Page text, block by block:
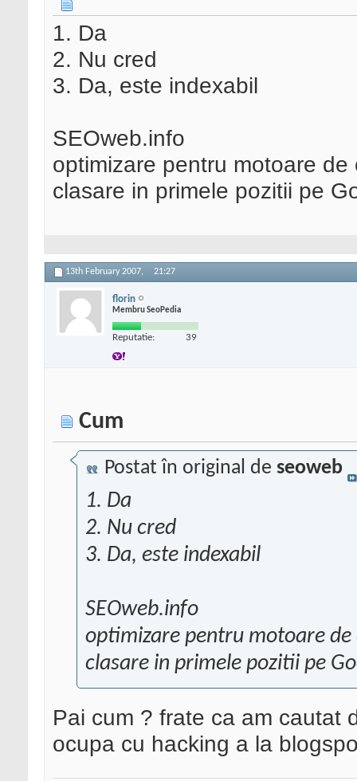
1. Da
2. Nu cred
3. Da, este indexabil
SEOweb.info
optimizare pentru motoare de
clasare in primele pozitii pe
13th February 2007, 21:27
florin
Membru SeoPedia
Reputatie: 39
Cum
Postat în original de seoweb
1. Da
2. Nu cred
3. Da, este indexabil
SEOweb.info
optimizare pentru motoare de
clasare in primele pozitii pe
Pai cum ? frate ca am cautat
ocupa cu hacking a la